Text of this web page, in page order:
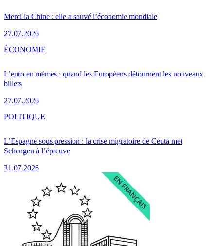
Merci la Chine : elle a sauvé l’économie mondiale
27.07.2026
L’euro en mèmes : quand les Européens détournent les nouveaux
billets
27.07.2026
ÉCONOMIE
L’Espagne sous pression : la crise migratoire de Ceuta met
Schengen à l’épreuve
31.07.2026
POLITIQUE